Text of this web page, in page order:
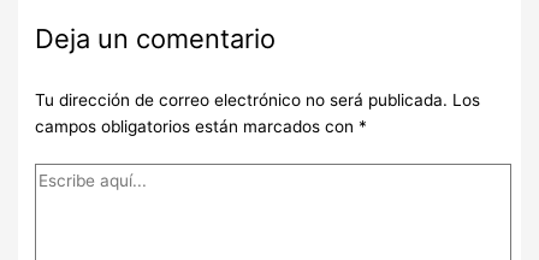
Deja un comentario
Tu dirección de correo electrónico no será publicada. Los
campos obligatorios están marcados con *
Escribe